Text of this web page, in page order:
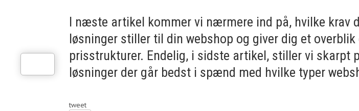
I næste artikel kommer vi nærmere ind på, hvilke krav
løsninger stiller til din webshop og giver dig et overblik
prisstrukturer. Endelig, i sidste artikel, stiller vi skarpt
løsninger der går bedst i spænd med hvilke typer
tweet